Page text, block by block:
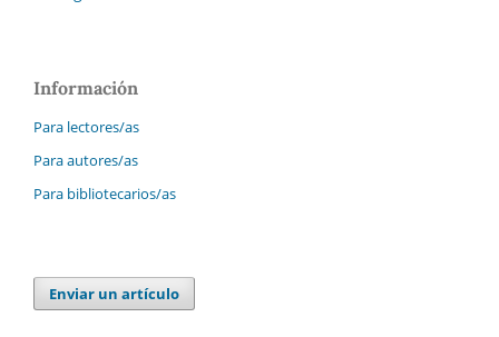
Información
Para lectores/as
Para autores/as
Para bibliotecarios/as
Enviar un artículo